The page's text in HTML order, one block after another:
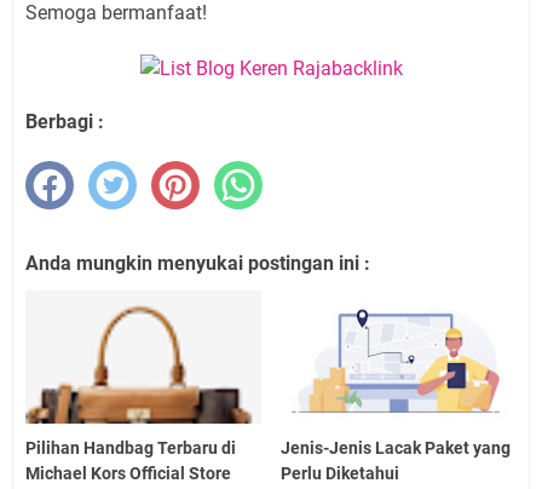
Semoga bermanfaat!
Berbagi :
Anda mungkin menyukai postingan ini :
Pilihan Handbag Terbaru di
Michael Kors Official Store
Jenis-Jenis Lacak Paket yang
Perlu Diketahui